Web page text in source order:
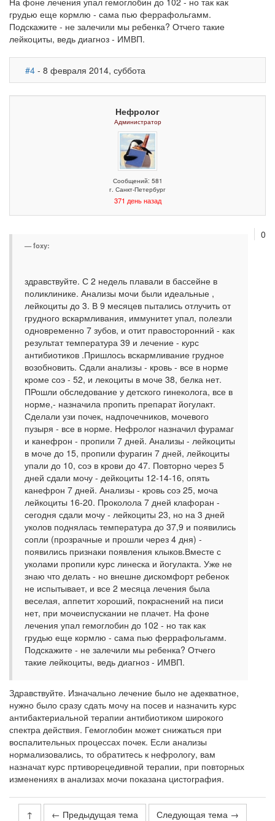
грудью еще кормлю - сама пью феррафольгамм.
Подскажите - не залечили мы ребенка? Отчего такие
лейкоциты, ведь диагноз - ИМВП.
#4 - 8 февраля 2014, суббота
Нефролог
Администратор
Сообщений: 581
г. Санкт-Петербург
371 день назад
0
foxy:
здравствуйте. С 2 недель плавали в бассейне в
поликлинике. Анализы мочи были идеальные ,
лейкоциты до 3. В 9 месяцев пытались отлучить от
грудного вскармливания, иммунитет упал, полезли
одновременно 7 зубов, и отит правосторонний - как
результат температура 39 и лечение - курс
антибиотиков .Пришлось вскармливание грудное
возобновить. Сдали анализы - кровь - все в норме
кроме соэ - 52, и лекоциты в моче 38, белка нет.
ПРошли обследование у детского гинеколога, все в
норме,- назначила пропить препарат йогулакт.
Сделали узи почек, надпочечников, мочевого
пузыря - все в норме. Нефролог назначил фурамаг
и канефрон - пропили 7 дней. Анализы - лейкоциты
в моче до 15, пропили фурагин 7 дней, лейкоциты
упали до 10, соэ в крови до 47. Повторно через 5
дней сдали мочу - дейкоциты 12-14-16, опять
канефрон 7 дней. Анализы - кровь соэ 25, моча
лейкоциты 16-20. Проколола 7 дней клафоран -
сегодня сдали мочу - лейкоциты 23, но на 3 дней
уколов поднялась температура до 37,9 и появились
сопли (прозрачные и прошли через 4 дня) -
появились признаки появления клыков.Вместе с
уколами пропили курс линеска и йогулакта. Уже не
знаю что делать - но внешне дискомфорт ребенок
не испытывает, и все 2 месяца лечения была
веселая, аппетит хороший, покраснений на писи
нет, при мочеиспускании не плачет. На фоне
лечения упал гемоглобин до 102 - но так как
грудью еще кормлю - сама пью феррафольгамм.
Подскажите - не залечили мы ребенка? Отчего
такие лейкоциты, ведь диагноз - ИМВП.
Здравствуйте. Изначально лечение было не адекватное,
нужно было сразу сдать мочу на посев и назначить курс
антибактериальной терапии антибиотиком широкого
спектра действия. Гемоглобин может снижаться при
воспалительных процессах почек. Если анализы
нормализовались, то обратитесь к нефрологу, вам
назначат курс пртиворецедивной терапии, при повторных
изменениях в анализах мочи показана цистография.
↑ ← Предыдущая тема Следующая тема →